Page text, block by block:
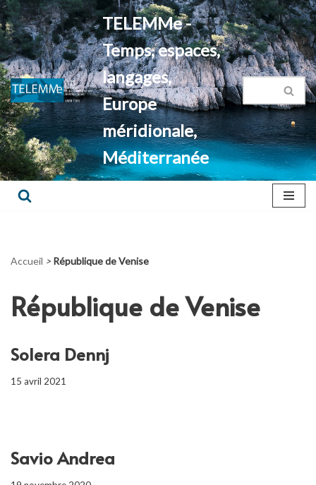
Aller
au
contenu
TELEMMe -
Temps, espaces,
langages,
Europe
méridionale,
Méditerranée
Accueil > République de Venise
République de Venise
Solera Dennj
15 avril 2021
Savio Andrea